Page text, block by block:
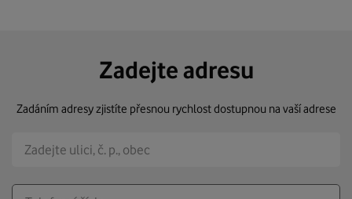
Zadejte adresu
Zadáním adresy zjistíte přesnou rychlost dostupnou na vaší adrese